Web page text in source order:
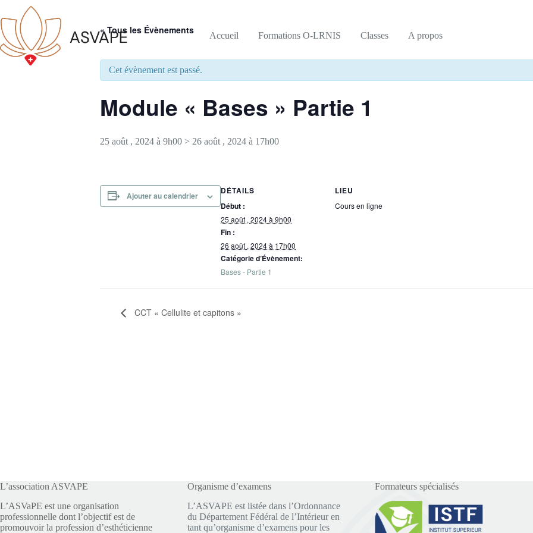
Accueil Formations O-LRNIS Classes A propos
« Tous les Évènements
Cet évènement est passé.
Module « Bases » Partie 1
25 août , 2024 à 9h00 > 26 août , 2024 à 17h00
Ajouter au calendrier
DÉTAILS
Début :
25 août , 2024 à 9h00
Fin :
26 août , 2024 à 17h00
Catégorie d’Évènement:
Bases - Partie 1
LIEU
Cours en ligne
CCT « Cellulite et capitons »
L’association ASVAPE
L’ASVaPE est une organisation
professionnelle dont l’objectif est de
promouvoir la profession d’esthéticienne
Organisme d’examens
L’ASVAPE est listée dans l’Ordonnance
du Département Fédéral de l’Intérieur en
tant qu’organisme d’examens pour les
Formateurs spécialisés